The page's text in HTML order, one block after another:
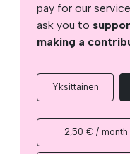
pay for our
ask you to
making a
Yksittäinen
2,50 € / month